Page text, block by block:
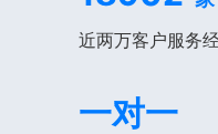
近两万客户服务
一对一